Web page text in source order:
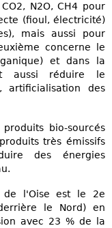
N2O, CH4 pour
(fioul, électricité)
mais aussi pour
concerne le
et dans la
aussi réduire le
artificialisation des
bio-sourcés
très émissifs
des énergies
de l'Oise est le 2e
le Nord) en
avec 23 % de la